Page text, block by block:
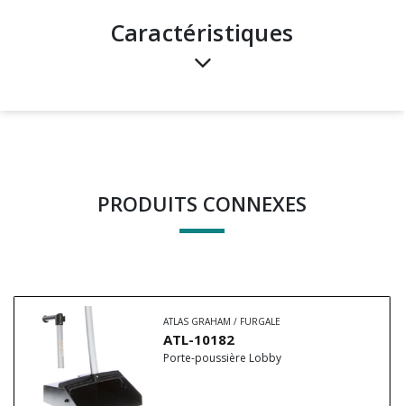
Caractéristiques
PRODUITS CONNEXES
ATLAS GRAHAM / FURGALE
ATL-10182
Porte-poussière Lobby